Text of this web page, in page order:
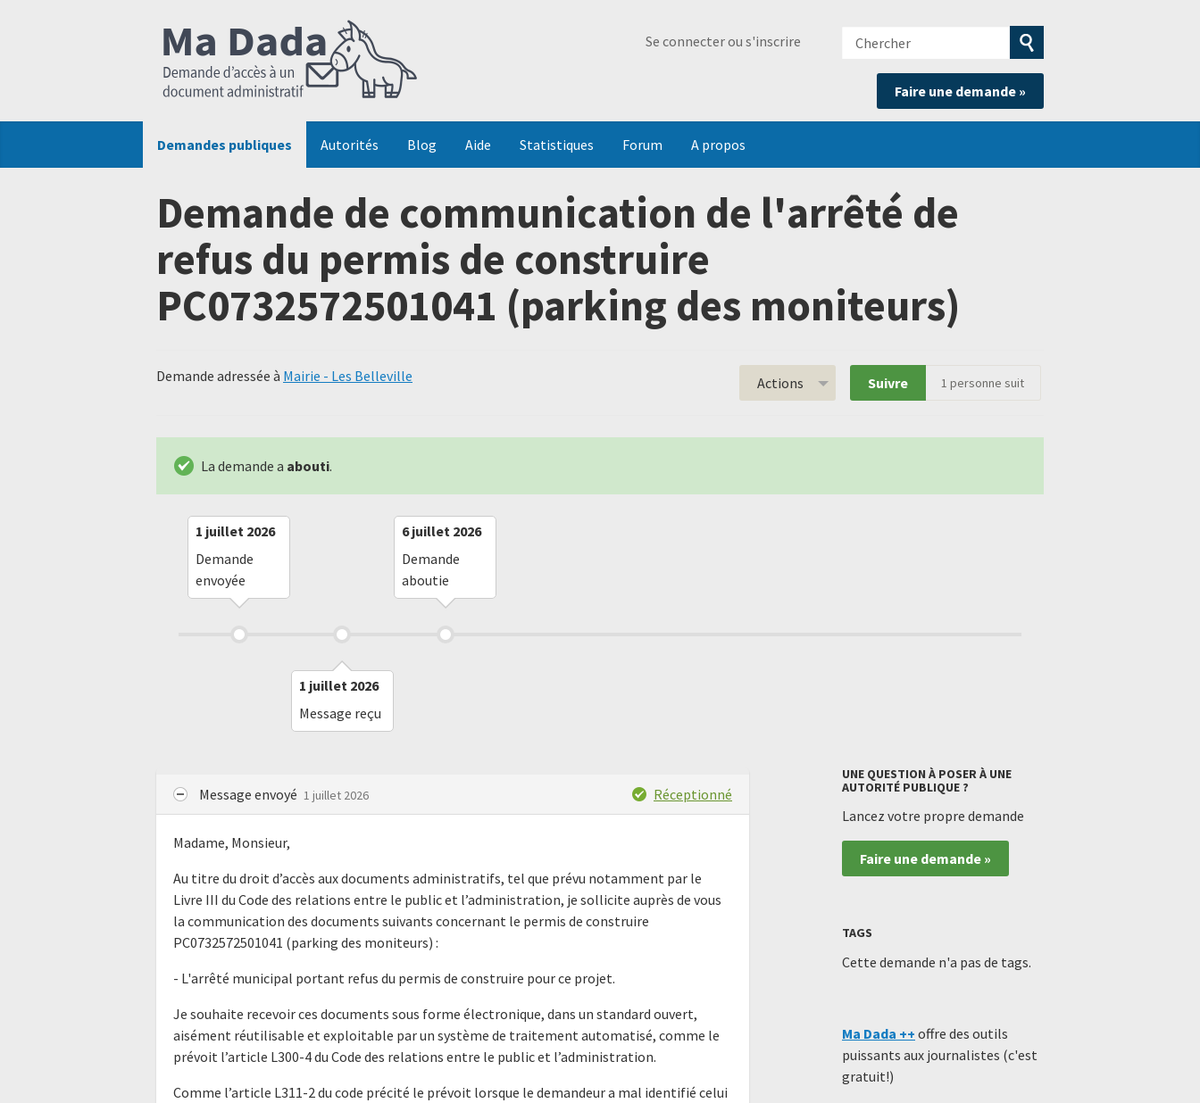
Se connecter ou s'inscrire
Chercher
Soumettre
la
recherche
Faire une demande »
Demandes publiques Autorités Blog Aide Statistiques Forum A propos
Demande de communication de l'arrêté de
refus du permis de construire
PC0732572501041 (parking des moniteurs)
Demande adressée à Mairie - Les Belleville Actions Suivre 1 personne suit
La demande a abouti.
1 juillet 2026
Demande
envoyée
1 juillet 2026
Message reçu
6 juillet 2026
Demande
aboutie
Message envoyé 1 juillet 2026 Réceptionné
Madame, Monsieur,
Au titre du droit d’accès aux documents administratifs, tel que prévu notamment par le
Livre III du Code des relations entre le public et l’administration, je sollicite auprès de vous
la communication des documents suivants concernant le permis de construire
PC0732572501041 (parking des moniteurs) :
- L'arrêté municipal portant refus du permis de construire pour ce projet.
Je souhaite recevoir ces documents sous forme électronique, dans un standard ouvert,
aisément réutilisable et exploitable par un système de traitement automatisé, comme le
prévoit l’article L300-4 du Code des relations entre le public et l’administration.
Comme l’article L311-2 du code précité le prévoit lorsque le demandeur a mal identifié celui
UNE QUESTION À POSER À UNE
AUTORITÉ PUBLIQUE ?
Lancez votre propre demande
Faire une demande »
TAGS
Cette demande n'a pas de tags.
Ma Dada ++ offre des outils
puissants aux journalistes (c'est
gratuit!)